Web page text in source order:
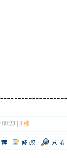
00:23 | 3 楼